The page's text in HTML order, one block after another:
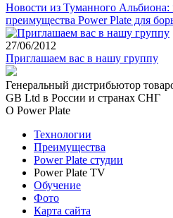
Новости из Туманного Альбиона:
преимущества Power Plate для
27/06/2012
Приглашаем вас в нашу группу
Генеральный дистрибьютор
GB Ltd в России и странах СНГ
О Power Plate
Технологии
Преимущества
Power Plate студии
Power Plate TV
Обучение
Фото
Карта сайта